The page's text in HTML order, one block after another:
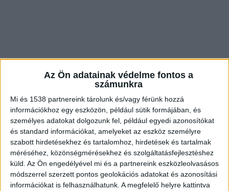
Az Ön adatainak védelme fontos a
számunkra
Mi és 1538 partnereink tárolunk és/vagy férünk hozzá
információkhoz egy eszközön, például sütik formájában, és
személyes adatokat dolgozunk fel, például egyedi azonosítókat
és standard információkat, amelyeket az eszköz személyre
szabott hirdetésekhez és tartalomhoz, hirdetések és tartalmak
méréséhez, közönségmérésekhez és szolgáltatásfejlesztéshez
küld. Az Ön engedélyével mi és a partnereink eszközleolvasásos
módszerrel szerzett pontos geolokációs adatokat és azonosítási
információkat is felhasználhatunk. A megfelelő helyre kattintva
Kisiklott vonat
Személyi sérüléssel is járó vasúti baleset történt